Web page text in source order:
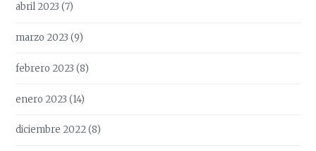
abril 2023 (7)
marzo 2023 (9)
febrero 2023 (8)
enero 2023 (14)
diciembre 2022(8)